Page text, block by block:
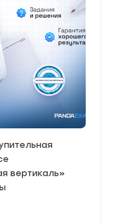
вертикаль»